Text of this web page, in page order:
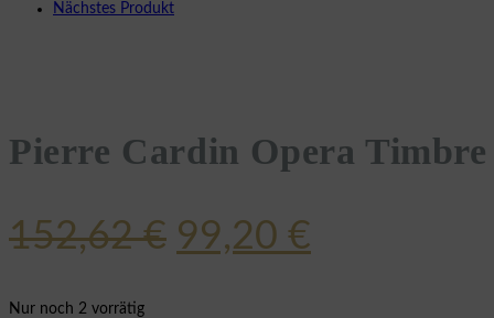
Nächstes Produkt
Pierre Cardin Opera
152,62€ Ursprünglicher
99,20 €
Nur noch 2 vorrätig